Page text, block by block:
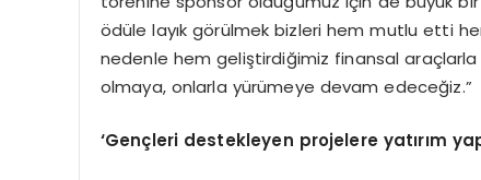
ödüle layık görülmek bizleri hem mutlu etti
nedenle hem geliştirdiğimiz finansal
olmaya, onlarla yürümeye devam edeceğiz.”
‘Gençleri destekleyen projelere yatırım